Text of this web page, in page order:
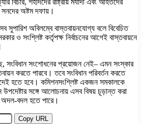
সনদের অষ্টম দফায়।
সুপারিশ অবিলম্বে বাস্তবায়নযোগ্য বলে বিবেচিত
ও সংশ্লিষ্ট কর্তৃপক্ষ নির্বাচনের আগেই বাস্তবায়নে
সংবিধান সংশোধনের প্রয়োজন নেই– এমন সংস্কার
করতে পারবে। তবে সংবিধান পরিবর্তন করতে
হতে হবে। কমিশনসংশ্লিষ্ট একজন সমকালকে
সঙ্গে আলোচনায় এসব বিষয় চূড়ান্ত করা
বদল হতে পারে।
Copy URL